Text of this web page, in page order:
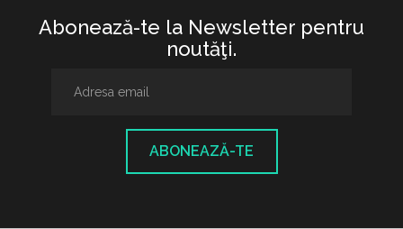
Abonează-te la Newsletter pentru
noutăţi.
ABONEAZĂ-TE